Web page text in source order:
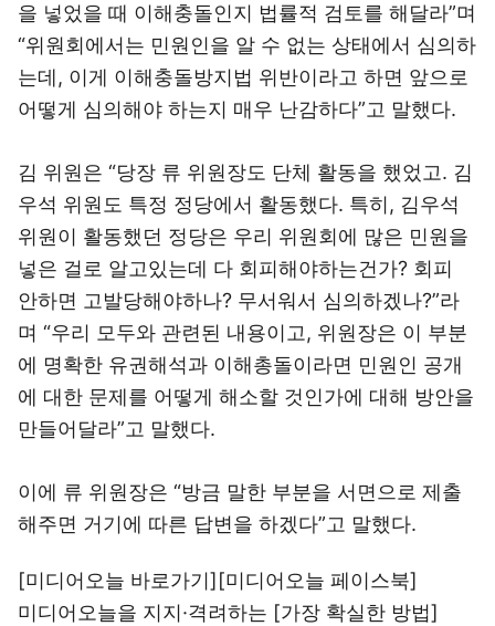
을 넣었을 때 이해충돌인지 법률적 검토를 해달라”며
“위원회에서는 민원인을 알 수 없는 상태에서 심의하
는데, 이게 이해충돌방지법 위반이라고 하면 앞으로
어떻게 심의해야 하는지 매우 난감하다”고 말했다.
김 위원은 “당장 류 위원장도 단체 활동을 했었고. 김
우석 위원도 특정 정당에서 활동했다. 특히, 김우석
위원이 활동했던 정당은 우리 위원회에 많은 민원을
넣은 걸로 알고있는데 다 회피해야하는건가? 회피
안하면 고발당해야하나? 무서워서 심의하겠나?”라
며 “우리 모두와 관련된 내용이고, 위원장은 이 부분
에 명확한 유권해석과 이해총돌이라면 민원인 공개
에 대한 문제를 어떻게 해소할 것인가에 대해 방안을
만들어달라”고 말했다.
이에 류 위원장은 “방금 말한 부분을 서면으로 제출
해주면 거기에 따른 답변을 하겠다”고 말했다.
[미디어오늘 바로가기][미디어오늘 페이스북]
미디어오늘을 지지·격려하는 [가장 확실한 방법]